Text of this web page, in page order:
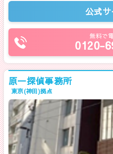
公式
無料で
0120-
原一探偵事務所
東京(神田)拠点